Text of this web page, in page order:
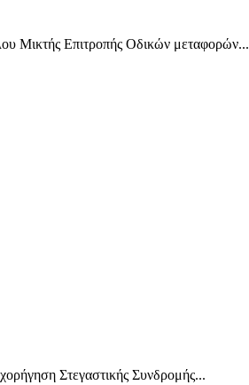
Επιτροπής Οδικών μεταφορών...
Στεγαστικής Συνδρομής...